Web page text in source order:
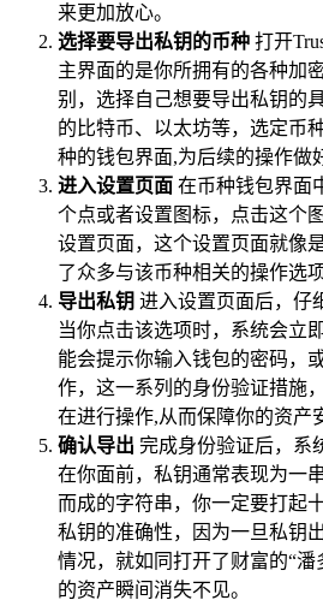
来更加放心。
选择要导出私钥的币种 打开
主界面的是你所拥有的各种加
别，选择自己想要导出私钥的
的比特币、以太坊等，选定币
种的钱包界面,为后续的操作做
进入设置页面 在币种钱包界面
个点或者设置图标，点击这个
设置页面，这个设置页面就像
了众多与该币种相关的操作选项
导出私钥 进入设置页面后，仔
当你点击该选项时，系统会立
能会提示你输入钱包的密码，
作，这一系列的身份验证措施
在进行操作,从而保障你的资产
确认导出 完成身份验证后，系
在你面前，私钥通常表现为一
而成的字符串，你一定要打起
私钥的准确性，因为一旦私钥
情况，就如同打开了财富的“
的资产瞬间消失不见。